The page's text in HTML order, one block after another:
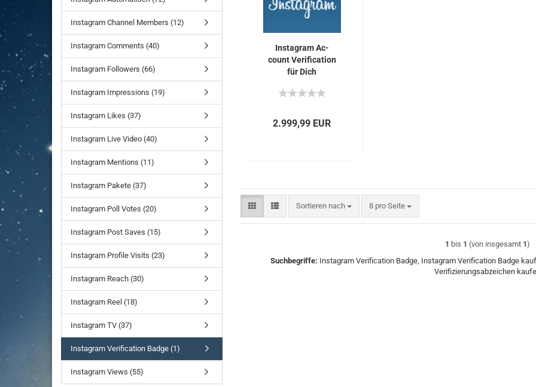
In­sta­gram Ac­
count Ve­ri­fi­ca­ti­on
für Dich
2.999,99 EUR
Sortieren nach
Sortieren nach 8 pro Seite
pro Seite
1 bis 1 (von insgesamt 1)
Suchbegriffe: Instagram Verification Badge, Instagram Verification Badge
Verifizierungsabzeichen
Instagram Channel Members (12)
Instagram Comments (40)
Instagram Followers (66)
Instagram Impressions (19)
Instagram Likes (37)
Instagram Live Video (40)
Instagram Mentions (11)
Instagram Pakete (37)
Instagram Poll Votes (20)
Instagram Post Saves (15)
Instagram Profile Visits (23)
Instagram Reach (30)
Instagram Reel (18)
Instagram TV (37)
Instagram Verification Badge (1)
Instagram Views (55)